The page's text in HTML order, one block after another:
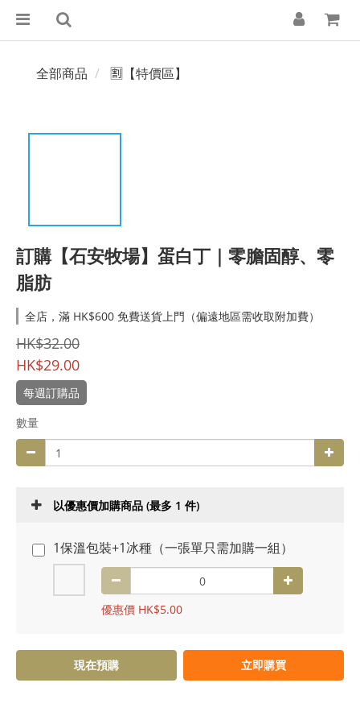
全部商品 🈹【特價區】
訂購【石安牧場】蛋白丁｜零膽固醇、零
脂肪
全店，滿 HK$600 免費送貨上門（偏遠地區需收取附加費）
HK$32.00
HK$29.00
每週訂購品
數量
以優惠價加購商品 (最多 1 件)
1保溫包裝+1冰種（一張單只需加購一組）
優惠價 HK$5.00
現在預購 立即購買